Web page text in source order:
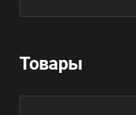
Товары